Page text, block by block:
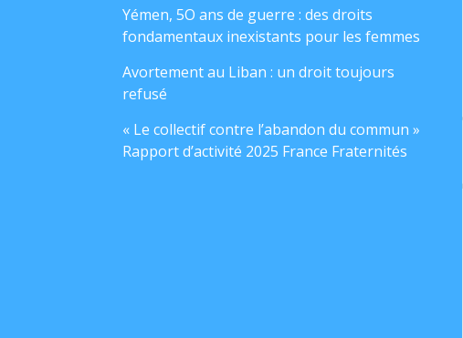
Yémen, 5O ans de guerre : des droits
fondamentaux inexistants pour les femmes
Avortement au Liban : un droit toujours
refusé
« Le collectif contre l’abandon du commun »
Rapport d’activité 2025 France Fraternités